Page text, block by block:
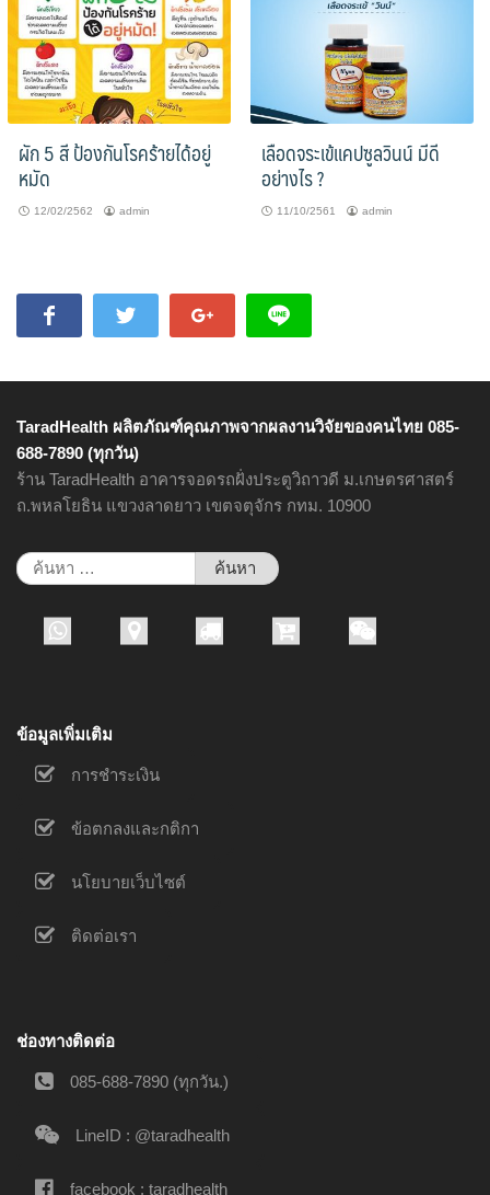
ผัก 5 สี ป้องกันโรคร้ายได้อยู่
หมัด
12/02/2562 admin
เลือดจระเข้แคปซูลวินน์ มีดี
อย่างไร ?
11/10/2561 admin
TaradHealth ผลิตภัณฑ์คุณภาพจากผลงานวิจัยของคนไทย 085-
688-7890 (ทุกวัน)
ร้าน TaradHealth อาคารจอดรถฝั่งประตูวิถาวดี ม.เกษตรศาสตร์
ถ.พหลโยธิน แขวงลาดยาว เขตจตุจักร กทม. 10900
ค้นหา
สำหรับ:
ข้อมูลเพิ่มเติม
การชำระเงิน
ข้อตกลงและกติกา
นโยบายเว็บไซต์
ติดต่อเรา
ช่องทางติดต่อ
085-688-7890 (ทุกวัน.)
LineID : @taradhealth
facebook : taradhealth